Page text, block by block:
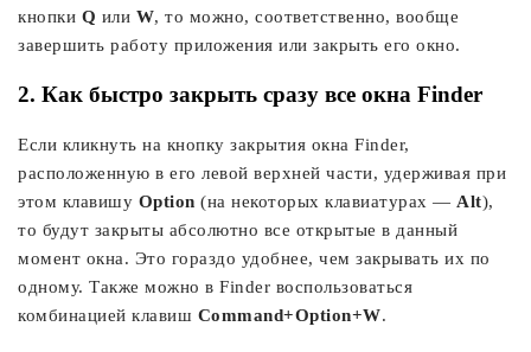
кнопки Q или W, то можно, соответственно, вообще
завершить работу приложения или закрыть его окно.
2. Как быстро закрыть сразу все окна Finder
Если кликнуть на кнопку закрытия окна Finder,
расположенную в его левой верхней части, удерживая при
этом клавишу Option (на некоторых клавиатурах — Alt),
то будут закрыты абсолютно все открытые в данный
момент окна. Это гораздо удобнее, чем закрывать их по
одному. Также можно в Finder воспользоваться
комбинацией клавиш Command+Option+W.